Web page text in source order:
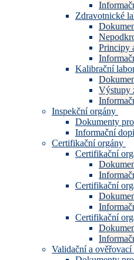
Zdravotnické
Principy
Kalibrační
Výstupy
Inspekční orgány
Dokumenty
Informační
Certifikační orgány
Certifikační
Certifikační
Certifikační
Validační a ověřovací